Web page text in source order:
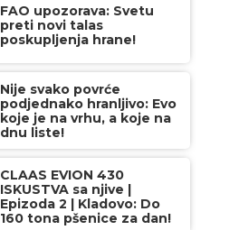
FAO upozorava: Svetu
preti novi talas
poskupljenja hrane!
Nije svako povrće
podjednako hranljivo: Evo
koje je na vrhu, a koje na
dnu liste!
CLAAS EVION 430
ISKUSTVA sa njive |
Epizoda 2 | Kladovo: Do
160 tona pšenice za dan!